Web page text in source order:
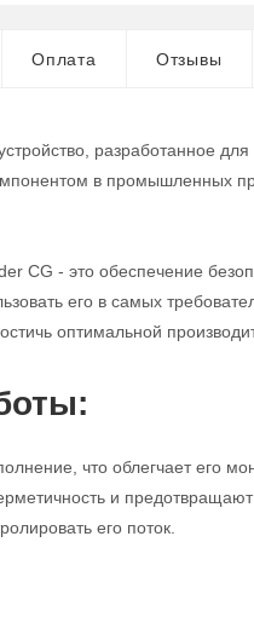
Оплата Отзывы
разработанное
в промышленных
CG - это обеспечение
его в самых
оптимальной
что облегчает его
и
его поток.